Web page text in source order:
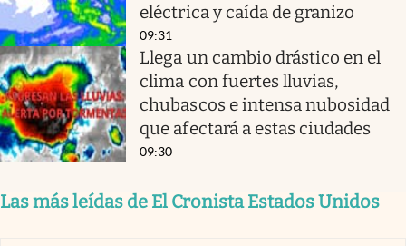
eléctrica y caída de granizo
09:31
Llega un cambio drástico en el
clima con fuertes lluvias,
chubascos e intensa nubosidad
que afectará a estas ciudades
09:30
Las más leídas de El Cronista Estados Unidos